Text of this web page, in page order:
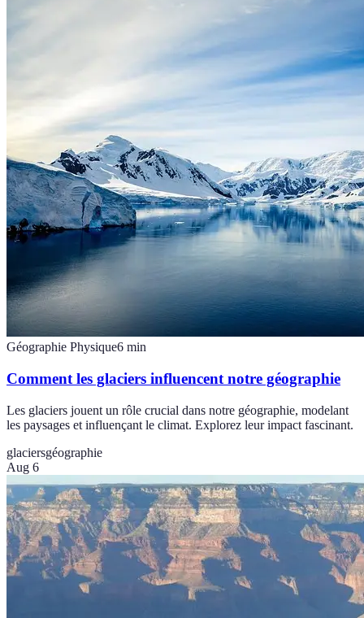
Géographie Physique6 min
Comment les glaciers influencent notre géographie
Les glaciers jouent un rôle crucial dans notre géographie, modelant
les paysages et influençant le climat. Explorez leur impact fascinant.
glaciersgéographie
Aug 6